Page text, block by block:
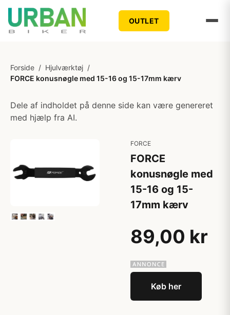
OUTLET
Forside / Hjulværktøj /
FORCE konusnøgle med 15-16 og 15-17mm kærv
Dele af indholdet på denne side kan være genereret
med hjælp fra AI.
FORCE
FORCE
konusnøgle med
15-16 og 15-
17mm kærv
89,00 kr
Køb her